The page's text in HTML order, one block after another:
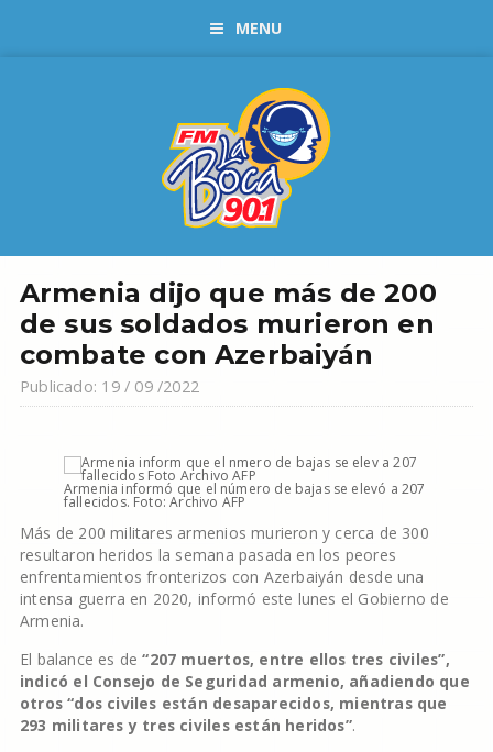
MENU
Armenia dijo que más de 200
de sus soldados murieron en
combate con Azerbaiyán
Publicado: 19 / 09 /2022
Armenia informó que el número de bajas se elevó a 207
fallecidos. Foto: Archivo AFP
Más de 200 militares armenios murieron y cerca de 300
resultaron heridos la semana pasada en los peores
enfrentamientos fronterizos con Azerbaiyán desde una
intensa guerra en 2020, informó este lunes el Gobierno de
Armenia.
El balance es de“207 muertos, entre ellos tres civiles”,
indicó el Consejo de Seguridad armenio, añadiendo que
otros “dos civiles están desaparecidos, mientras que
293 militares y tres civiles están heridos”.